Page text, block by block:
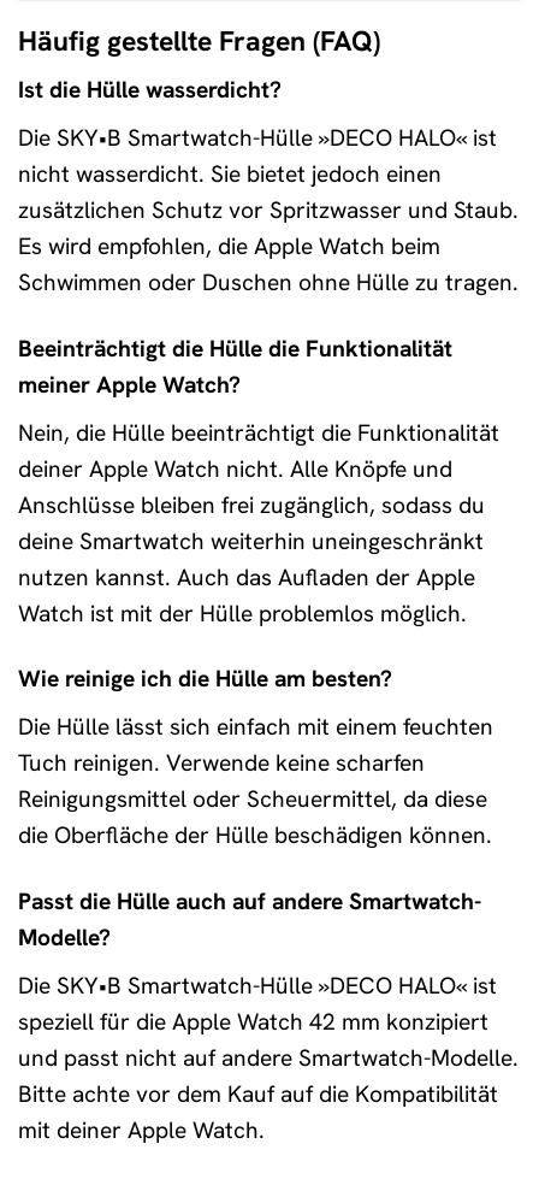
Häufig gestellte Fragen (FAQ)
Ist die Hülle wasserdicht?
Die SKY•B Smartwatch-Hülle »DECO HALO« ist
nicht wasserdicht. Sie bietet jedoch einen
zusätzlichen Schutz vor Spritzwasser und Staub.
Es wird empfohlen, die Apple Watch beim
Schwimmen oder Duschen ohne Hülle zu tragen.
Beeinträchtigt die Hülle die Funktionalität
meiner Apple Watch?
Nein, die Hülle beeinträchtigt die Funktionalität
deiner Apple Watch nicht. Alle Knöpfe und
Anschlüsse bleiben frei zugänglich, sodass du
deine Smartwatch weiterhin uneingeschränkt
nutzen kannst. Auch das Aufladen der Apple
Watch ist mit der Hülle problemlos möglich.
Wie reinige ich die Hülle am besten?
Die Hülle lässt sich einfach mit einem feuchten
Tuch reinigen. Verwende keine scharfen
Reinigungsmittel oder Scheuermittel, da diese
die Oberfläche der Hülle beschädigen können.
Passt die Hülle auch auf andere Smartwatch-
Modelle?
Die SKY•B Smartwatch-Hülle »DECO HALO« ist
speziell für die Apple Watch 42 mm konzipiert
und passt nicht auf andere Smartwatch-Modelle.
Bitte achte vor dem Kauf auf die Kompatibilität
mit deiner Apple Watch.